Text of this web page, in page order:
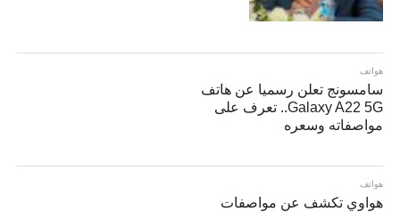
هواتف
سامسونج تعلن رسميا عن هاتف
Galaxy A22 5G.. تعرف على
مواصفاته وسعره
هواتف
هواوي تكشف عن مواصفات